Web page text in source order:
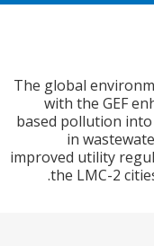
The global
with the
based
in
improved
the